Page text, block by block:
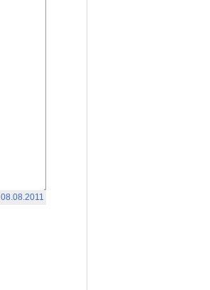
08.08.2011